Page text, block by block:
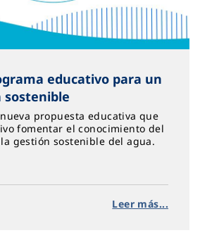
educativo para un
sostenible
propuesta educativa que
fomentar el conocimiento del
gestión sostenible del agua.
Leer más...